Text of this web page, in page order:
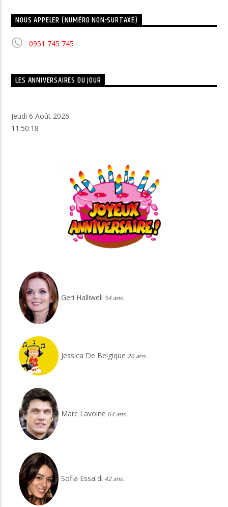
NOUS APPELER (NUMÉRO NON-SURTAXÉ)
0951 745 745
LES ANNIVERSAIRES DU JOUR
Jeudi 6 Août 2026
11:50:19
Geri Halliwell 54 ans.
Jessica De Belgique 26 ans.
Marc Lavoine 64 ans.
Sofia Essaïdi 42 ans.